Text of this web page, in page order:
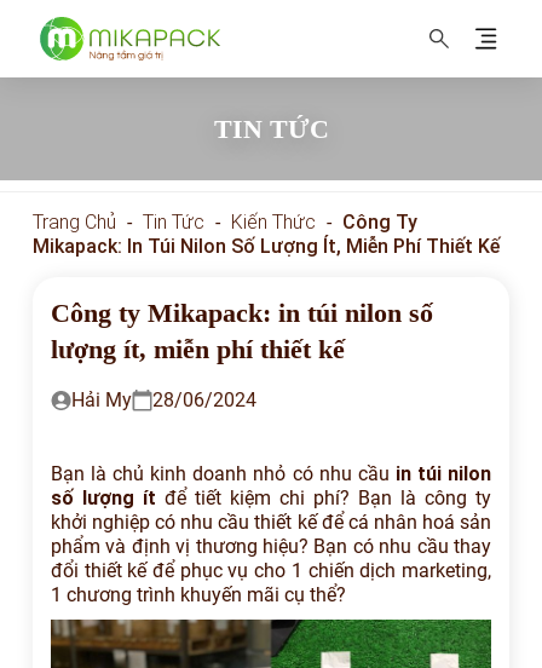
MIKAPACK Nâng tầm thương hiệu
TIN TỨC
Trang Chủ - Tin Tức - Kiến Thức - Công Ty
Mikapack: In Túi Nilon Số Lượng Ít, Miễn Phí Thiết Kế
Công ty Mikapack: in túi nilon số
lượng ít, miễn phí thiết kế
Hải My 28/06/2024
Bạn là chủ kinh doanh nhỏ có nhu cầu in túi nilon
số lượng ít để tiết kiệm chi phí? Bạn là công ty
khởi nghiệp có nhu cầu thiết kế để cá nhân hoá sản
phẩm và định vị thương hiệu? Bạn có nhu cầu thay
đổi thiết kế để phục vụ cho 1 chiến dịch marketing,
1 chương trình khuyến mãi cụ thể?